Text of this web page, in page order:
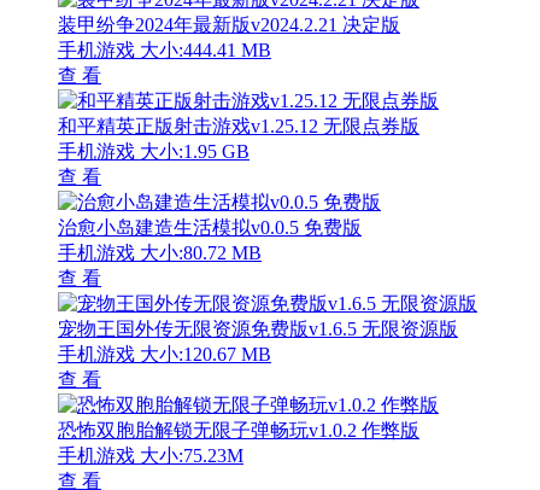
装甲纷争2024年最新版v2024.2.21 决定版
手机游戏 大小:444.41 MB
查 看
和平精英正版射击游戏v1.25.12 无限点券版
手机游戏 大小:1.95 GB
查 看
治愈小岛建造生活模拟v0.0.5 免费版
手机游戏 大小:80.72 MB
查 看
宠物王国外传无限资源免费版v1.6.5 无限资源版
手机游戏 大小:120.67 MB
查 看
恐怖双胞胎解锁无限子弹畅玩v1.0.2 作弊版
手机游戏 大小:75.23M
查 看